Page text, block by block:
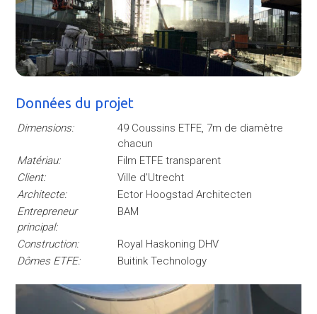
Données du projet
Dimensions:
49 Coussins ETFE, 7m de diamètre
chacun
Matériau:
Film ETFE transparent
Client:
Ville d'Utrecht
Architecte:
Ector Hoogstad Architecten
Entrepreneur
principal:
BAM
Construction:
Royal Haskoning DHV
Dômes ETFE:
Buitink Technology